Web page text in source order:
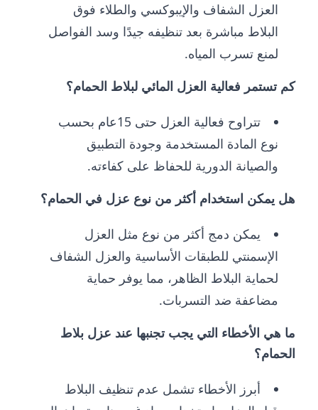
العزل الشفاف والإيبوكسي والطلاء فوق
البلاط مباشرة بعد تنظيفه جيدًا وسد الفواصل
لمنع تسرب المياه.
كم تستمر فعالية العزل المائي لبلاط الحمام؟
تتراوح فعالية العزل حتى 15عام بحسب
نوع المادة المستخدمة وجودة التطبيق
والصيانة الدورية للحفاظ على كفاءته.
هل يمكن استخدام أكثر من نوع عزل في الحمام؟
يمكن دمج أكثر من نوع مثل العزل
الإسمنتي للطبقات الأساسية والعزل الشفاف
لحماية البلاط الظاهر، مما يوفر حماية
مضاعفة ضد التسربات.
ما هي الأخطاء التي يجب تجنبها عند عزل بلاط
الحمام؟
أبرز الأخطاء تشمل عدم تنظيف البلاط